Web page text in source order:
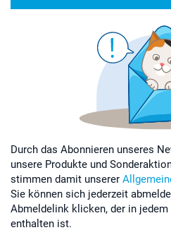
Durch das Abonnieren unseres
unsere Produkte und
stimmen damit unserer
Sie können sich jederzeit
Abmeldelink klicken, der in
enthalten ist.